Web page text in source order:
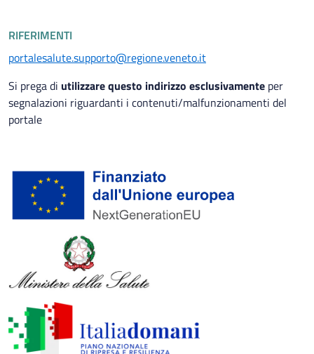
RIFERIMENTI
portalesalute.supporto@regione.veneto.it
Si prega di utilizzare questo indirizzo esclusivamente per
segnalazioni riguardanti i contenuti/malfunzionamenti del
portale